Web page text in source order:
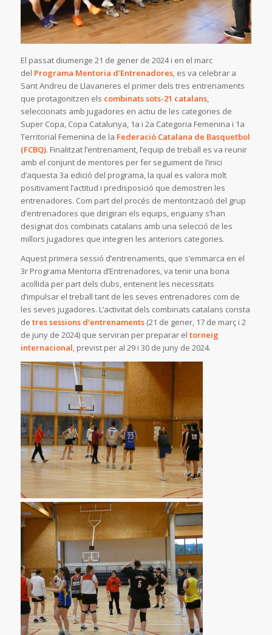
El passat diumenge 21 de gener de 2024 i en el marc
del Programa Mentoria d’Entrenadores, es va celebrar a
Sant Andreu de Llavaneres el primer dels tres entrenaments
que protagonitzen els combinats sots-21 catalans,
seleccionats amb jugadores en actiu de les categories de
Super Copa, Copa Catalunya, 1a i 2a Categoria Femenina i 1a
Territorial Femenina de la Federació Catalana de Basquetbol
(FCBQ). Finalitzat l’entrenament, l’equip de treball es va reunir
amb el conjunt de mentores per fer seguiment de l’inici
d’aquesta 3a edició del programa, la qual es valora molt
positivament l’actitud i predisposició que demostren les
entrenadores. Com part del procés de mentorització del grup
d’entrenadores que dirigiran els equips, enguany s’han
designat dos combinats catalans amb una selecció de les
millors jugadores que integren les anteriors categories.
Aquest primera sessió d’entrenaments, que s’emmarca en el
3r Programa Mentoria d’Entrenadores, va tenir una bona
acollida per part dels clubs, entenent les necessitats
d’impulsar el treball tant de les seves entrenadores com de
les seves jugadores. L’activitat dels combinats catalans consta
de tres sessions d’entrenaments(21 de gener, 17 de març i 2
de juny de 2024) que serviran per preparar el torneig
internacional, previst per al 29 i 30 de juny de 2024.